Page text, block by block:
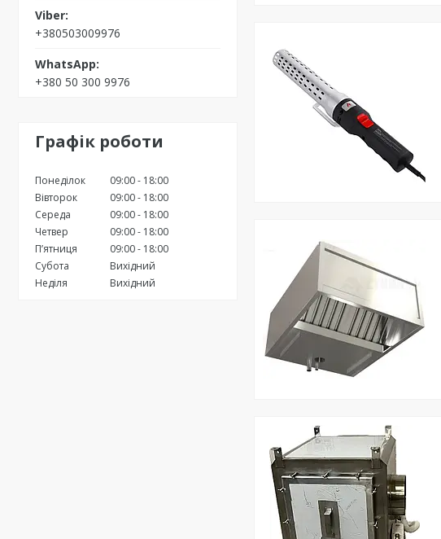
+380503009976
+380 50 300 9976
Графік роботи
Понеділок 09:00
18:00
Вівторок
09:00
18:00
Середа
09:00
18:00
Четвер
09:00
18:00
Пʼятниця
09:00
18:00
Субота
Вихідний
Неділя
Вихідний